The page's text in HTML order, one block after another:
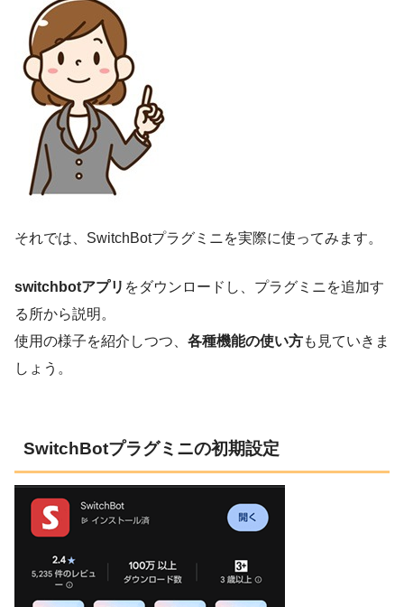
それでは、SwitchBotプラグミニを実際に使ってみます。
switchbotアプリ をダウンロードし、プラグミニを追加す
る所から説明。
使用の様子を紹介しつつ、 各種機能の使い方も見ていきま
しょう。
SwitchBotプラグミニの初期設定